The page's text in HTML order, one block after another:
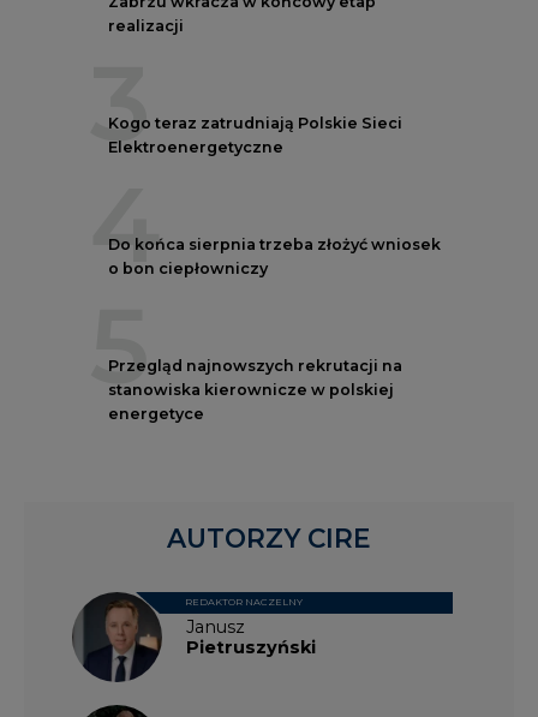
realizacji
3
Kogo teraz zatrudniają Polskie Sieci
Elektroenergetyczne
4
Do końca sierpnia trzeba złożyć wniosek
o bon ciepłowniczy
5
Przegląd najnowszych rekrutacji na
stanowiska kierownicze w polskiej
energetyce
Janusz
Pietruszyński
REDAKTOR NACZELNY
AUTORZY CIRE